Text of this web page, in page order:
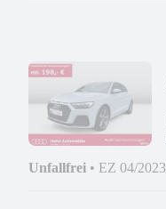
Unfallfrei • EZ 04/2023